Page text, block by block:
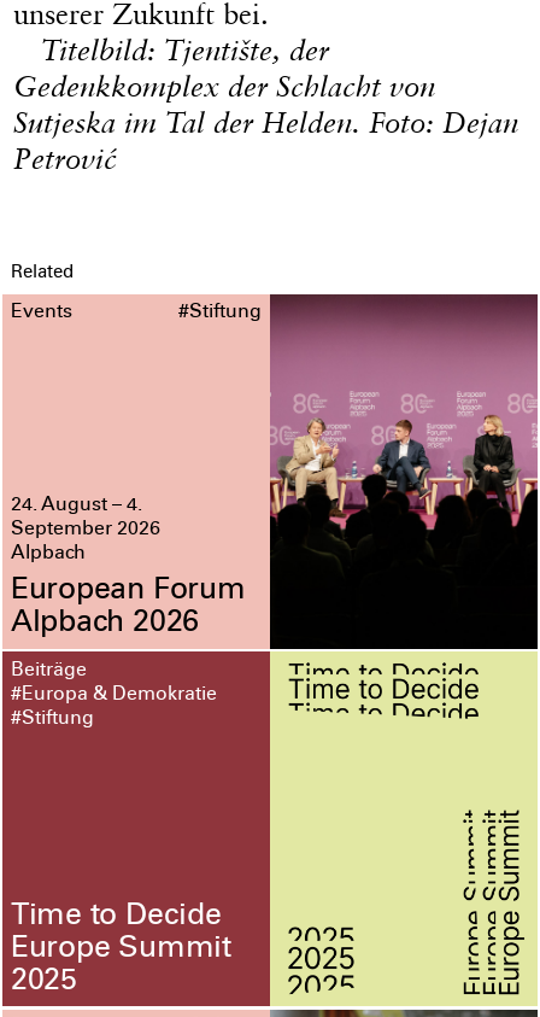
unserer Zukunft bei.
Titelbild: Tjentište, der
Gedenkkomplex der Schlacht von
Sutjeska im Tal der Helden. Foto: Dejan
Petrović
Related
Events #Stiftung
24. August – 4.
September 2026
Alpbach
European Forum
Alpbach 2026
Beiträge
#Europa & Demokratie
#Stiftung
Time to Decide
Europe Summit
2025